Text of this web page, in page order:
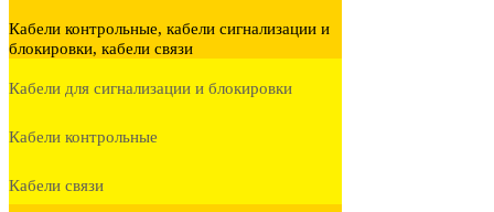
Кабели контрольные, кабели сигнализации и
блокировки, кабели связи
Кабели для сигнализации и блокировки
Кабели контрольные
Кабели связи